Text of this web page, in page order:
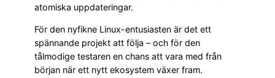
atomiska uppdateringar.
För den nyfikne Linux-entusiasten är det ett
spännande projekt att följa – och för den
tålmodige testaren en chans att vara med från
början när ett nytt ekosystem växer fram.